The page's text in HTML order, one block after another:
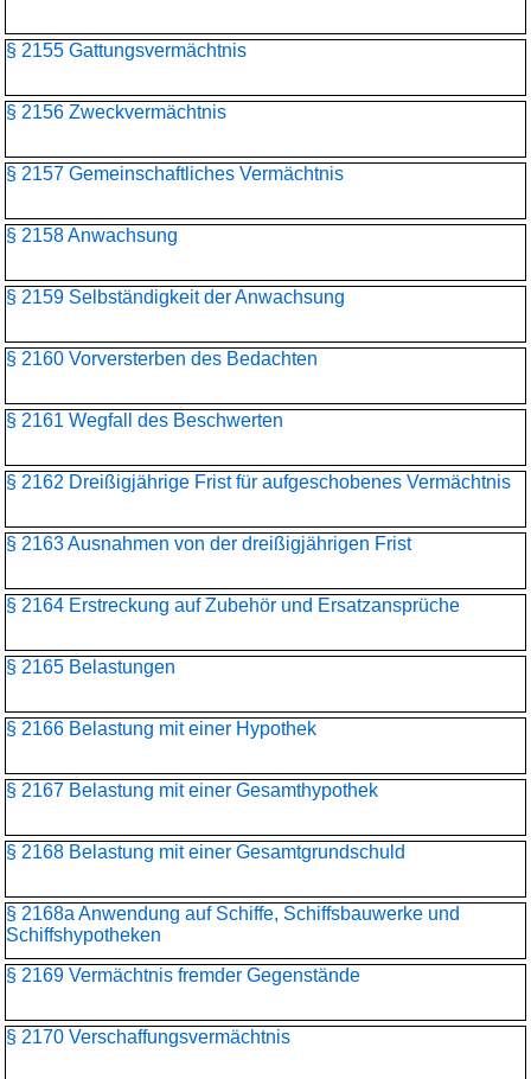
§ 2155 Gattungsvermächtnis
§ 2156 Zweckvermächtnis
§ 2157 Gemeinschaftliches Vermächtnis
§ 2158 Anwachsung
§ 2159 Selbständigkeit der Anwachsung
§ 2160 Vorversterben des Bedachten
§ 2161 Wegfall des Beschwerten
§ 2162 Dreißigjährige Frist für aufgeschobenes Vermächtnis
§ 2163 Ausnahmen von der dreißigjährigen Frist
§ 2164 Erstreckung auf Zubehör und Ersatzansprüche
§ 2165 Belastungen
§ 2166 Belastung mit einer Hypothek
§ 2167 Belastung mit einer Gesamthypothek
§ 2168 Belastung mit einer Gesamtgrundschuld
§ 2168a Anwendung auf Schiffe, Schiffsbauwerke und
Schiffshypotheken
§ 2169 Vermächtnis fremder Gegenstände
§ 2170 Verschaffungsvermächtnis